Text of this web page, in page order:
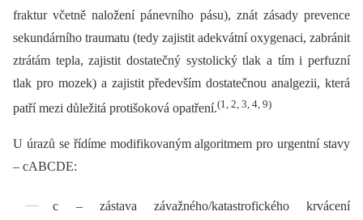
fraktur včetně naložení pánevního pásu), znát zásady prevence
sekundárního traumatu (tedy zajistit adekvátní oxygenaci, zabránit
ztrátám tepla, zajistit dostatečný systolický tlak a tím i perfuzní
tlak pro mozek) a zajistit především dostatečnou analgezii, která
patří mezi důležitá protišoková opatření.(1, 2, 3, 4, 9)
U úrazů se řídíme modifikovaným algoritmem pro urgentní stavy
–⁠ cABCDE:
c –⁠ zástava závažného/katastrofického krvácení